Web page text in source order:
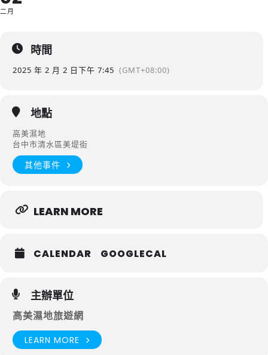
二月
時間
2025 年 2 月 2 日下午 7:45 (GMT+08:00)
地點
高美濕地
台中市清水區美堤街
其他事件
LEARN MORE
CALENDAR GOOGLECAL
主辦單位
高美濕地旅遊網
LEARN MORE